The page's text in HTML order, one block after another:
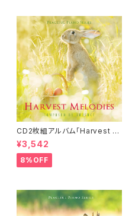
CD2枚組アルバム「Harvest M
elodies」-Peaceful Piano S
eries-／Yuusuke
¥3,542
8%OFF